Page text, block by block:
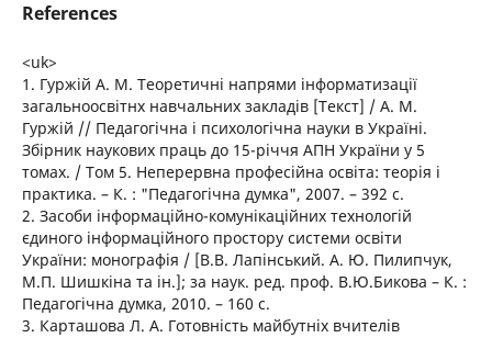
References
<uk>
1. Гуржій А. М. Теоретичні напрями інформатизації
загальноосвітнх навчальних закладів [Текст] / А. М.
Гуржій // Педагогічна і психологічна науки в Україні.
Збірник наукових праць до 15-річчя АПН України у 5
томах. / Том 5. Неперервна професійна освіта: теорія і
практика. – К. : "Педагогічна думка", 2007. – 392 с.
2. Засоби інформаційно-комунікаційних технологій
єдиного інформаційного простору системи освіти
України: монографія / [В.В. Лапінський. А. Ю. Пилипчук,
М.П. Шишкіна та ін.]; за наук. ред. проф. В.Ю.Бикова – К. :
Педагогічна думка, 2010. – 160 с.
3. Карташова Л. А. Готовність майбутніх вчителів